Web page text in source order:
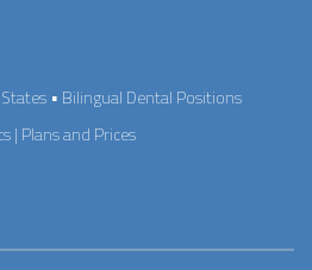
• Bilingual Dental Positions
| Plans and Prices